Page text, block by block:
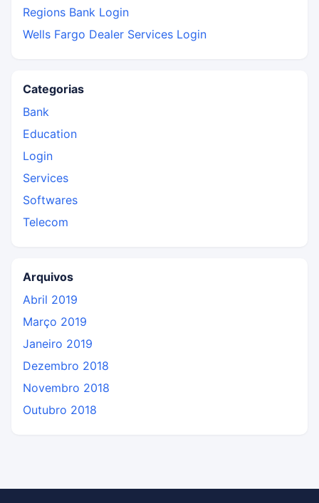
Regions Bank Login
Wells Fargo Dealer Services Login
Categorias
Bank
Education
Login
Services
Softwares
Telecom
Arquivos
Abril 2019
Março 2019
Janeiro 2019
Dezembro 2018
Novembro 2018
Outubro 2018